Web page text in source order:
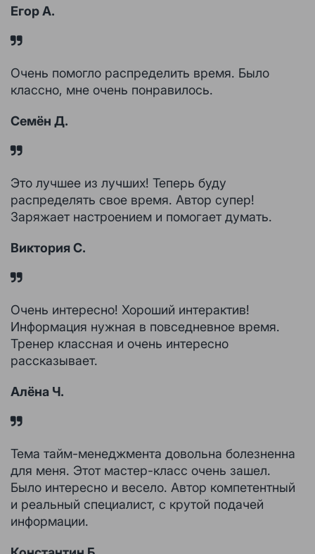
Егор А.
Очень помогло распределить время. Было
классно, мне очень понравилось.
Семён Д.
Это лучшее из лучших! Теперь буду
распределять свое время. Автор супер!
Заряжает настроением и помогает думать.
Виктория С.
Очень интересно! Хороший интерактив!
Информация нужная в повседневное время.
Тренер классная и очень интересно
рассказывает.
Алёна Ч.
Тема тайм-менеджмента довольна болезненна
для меня. Этот мастер-класс очень зашел.
Было интересно и весело. Автор компетентный
и реальный специалист, с крутой подачей
информации.